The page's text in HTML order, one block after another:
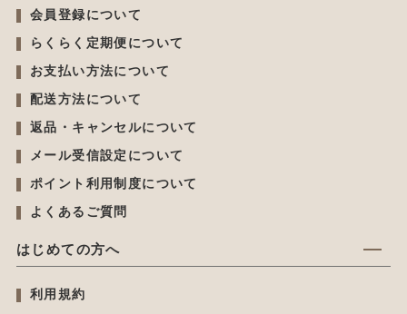
会員登録について
らくらく定期便について
お支払い方法について
配送方法について
返品・キャンセルについて
メール受信設定について
ポイント利用制度について
よくあるご質問
はじめての方へ
利用規約